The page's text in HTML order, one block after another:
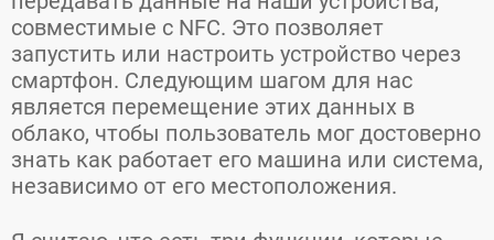
совместимые с NFC. Это позволяет
запустить или настроить устройство через
смартфон. Следующим шагом для нас
является перемещение этих данных в
облако, чтобы пользователь мог достоверно
знать как работает его машина или система,
независимо от его местоположения.